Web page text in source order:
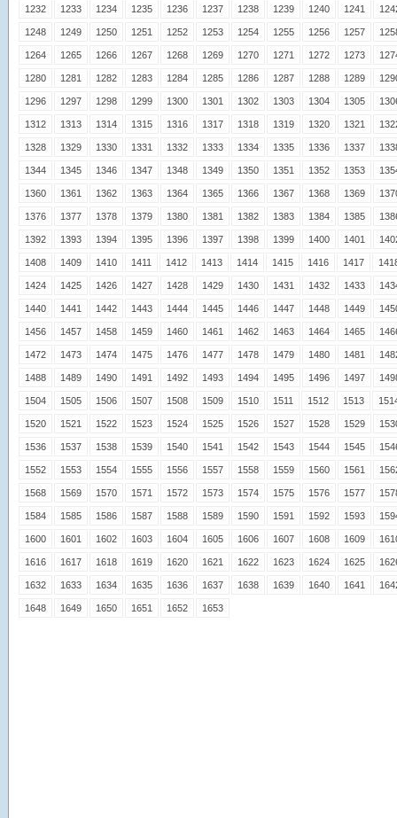
1232 1233 1234 1235 1236 1237 1238 1239 1240 1241
1248 1249 1250 1251 1252 1253 1254 1255 1256 1257
1264 1265 1266 1267 1268 1269 1270 1271 1272 1273
1280 1281 1282 1283 1284 1285 1286 1287 1288 1289
1296 1297 1298 1299 1300 1301 1302 1303 1304 1305
1312 1313 1314 1315 1316 1317 1318 1319 1320 1321
1328 1329 1330 1331 1332 1333 1334 1335 1336 1337
1344 1345 1346 1347 1348 1349 1350 1351 1352 1353
1360 1361 1362 1363 1364 1365 1366 1367 1368 1369
1376 1377 1378 1379 1380 1381 1382 1383 1384 1385
1392 1393 1394 1395 1396 1397 1398 1399 1400 1401
1408 1409 1410 1411 1412 1413 1414 1415 1416 1417
1424 1425 1426 1427 1428 1429 1430 1431 1432 1433
1440 1441 1442 1443 1444 1445 1446 1447 1448 1449
1456 1457 1458 1459 1460 1461 1462 1463 1464 1465
1472 1473 1474 1475 1476 1477 1478 1479 1480 1481
1488 1489 1490 1491 1492 1493 1494 1495 1496 1497
1504 1505 1506 1507 1508 1509 1510 1511 1512 1513
1520 1521 1522 1523 1524 1525 1526 1527 1528 1529
1536 1537 1538 1539 1540 1541 1542 1543 1544 1545
1552 1553 1554 1555 1556 1557 1558 1559 1560 1561
1568 1569 1570 1571 1572 1573 1574 1575 1576 1577
1584 1585 1586 1587 1588 1589 1590 1591 1592 1593
1600 1601 1602 1603 1604 1605 1606 1607 1608 1609
1616 1617 1618 1619 1620 1621 1622 1623 1624 1625
1632 1633 1634 1635 1636 1637 1638 1639 1640 1641
1648 1649 1650 1651 1652 1653